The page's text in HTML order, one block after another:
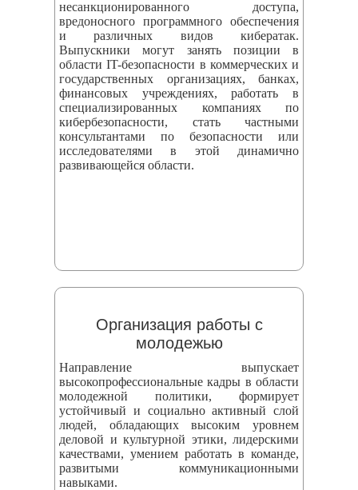
несанкционированного доступа,
вредоносного программного обеспечения
и различных видов кибератак.
Выпускники могут занять позиции в
области IT-безопасности в коммерческих и
государственных организациях, банках,
финансовых учреждениях, работать в
специализированных компаниях по
кибербезопасности, стать частными
консультантами по безопасности или
исследователями в этой динамично
развивающейся области.
Организация работы с
молодежью
Направление выпускает
высокопрофессиональные кадры в области
молодежной политики, формирует
устойчивый и социально активный слой
людей, обладающих высоким уровнем
деловой и культурной этики, лидерскими
качествами, умением работать в команде,
развитыми коммуникационными
навыками.